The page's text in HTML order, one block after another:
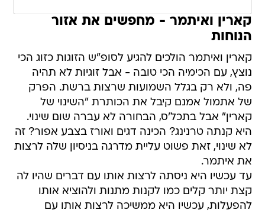
קארין ואיתמר - מחפשים את אזור
הנוחות
קארין ואיתמר הולכים להגיע לסופ"ש הזוגות כזוג הכי
נוצץ, עם הכימיה הכי טובה - אבל זוגיות לא תהיה
פה, ולא רק בגלל השמועות שרצות ברשת. הפרק
של אתמול אמנם קיבל את הכותרת "השינוי של
קארין" אבל בתכל'ס, הבחורה לא עברה שום שינוי.
היא קנתה טרנינג? הכינה דגים ואורז בצבע אפור? זה
לא שינוי, זאת פשוט עליית מדרגה בניסיון שלה לרצות
את איתמר.
עד עכשיו היא ניסתה לרצות אותו עם דברים שהיו לה
קצת יותר קלים כמו לקנות מתנות ולהוציא אותו
להפעלות, עכשיו היא ממשיכה לרצות אותו עם